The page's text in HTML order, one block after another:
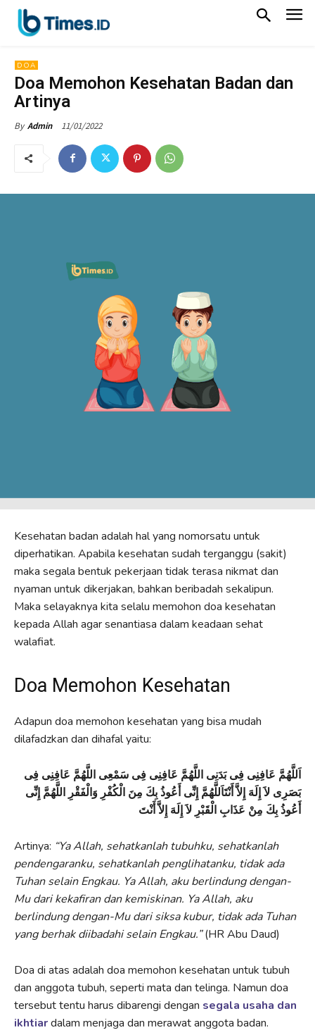
DOA
Doa Memohon Kesehatan Badan dan
Artinya
By Admin 11/01/2022
Kesehatan badan adalah hal yang nomorsatu untuk
diperhatikan. Apabila kesehatan sudah terganggu (sakit)
maka segala bentuk pekerjaan tidak terasa nikmat dan
nyaman untuk dikerjakan, bahkan beribadah sekalipun.
Maka selayaknya kita selalu memohon doa kesehatan
kepada Allah agar senantiasa dalam keadaan sehat
walafiat.
Doa Memohon Kesehatan
Adapun doa memohon kesehatan yang bisa mudah
dilafadzkan dan dihafal yaitu:
اَللَّهُمَّ عَافِنِى فِى بَدَنِى اللَّهُمَّ عَافِنِى فِى سَمْعِى اللَّهُمَّ عَافِنِى فِى
بَصَرِى لاَ إِلَهَ إِلاَّ أَنْتَاَللَّهُمَّ إِنِّى أَعُوذُ بِكَ مِنَ الْكُفْرِ وَالْفَقْرِ اللَّهُمَّ إِنِّى
أَعُوذُ بِكَ مِنْ عَذَابِ الْقَبْرِ لاَ إِلَهَ إِلاَّ أَنْتَ
Artinya: “Ya Allah, sehatkanlah tubuhku, sehatkanlah
pendengaranku, sehatkanlah penglihatanku, tidak ada
Tuhan selain Engkau. Ya Allah, aku berlindung dengan-
Mu dari kekafiran dan kemiskinan. Ya Allah, aku
berlindung dengan-Mu dari siksa kubur, tidak ada Tuhan
yang berhak diibadahi selain Engkau.”(HR Abu Daud)
Doa di atas adalah doa memohon kesehatan untuk tubuh
dan anggota tubuh, seperti mata dan telinga. Namun doa
tersebut tentu harus dibarengi dengan segala usaha dan
ikhtiardalam menjaga dan merawat anggota badan.